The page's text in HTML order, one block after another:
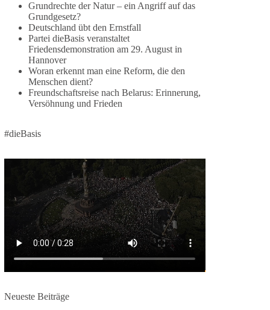
Am 20. Juni 2026 fand in Berlin am
Brandenburger Tor die Demonstration mit dem
Motto „Russland ist nicht unser Feind“ statt.
Hier ein Auszug aus der Rede von der
Bundestagsabgeordneten Sevim Dağdelen
(BSW).
Revanchismus!“
👉 Hier geht es zum vollständigen Video:
https://www.youtube.com/live/a9hOswSNg4I?
si=2b_C6GgNY9EB-rXw
🟩🟩🟦🟦🟥🟥🟧🟧
❤️ Wir freuen uns über deine Unterstützung:
https://diebasis.de/spenden/
#dieBasis #frieden #russandistnichtunserFeind
Grundrechte der Natur – ein Angriff auf das
Grundgesetz?
Deutschland übt den Ernstfall
Partei dieBasis veranstaltet
Friedensdemonstration am 29. August in
Hannover
Woran erkennt man eine Reform, die den
Menschen dient?
Freundschaftsreise nach Belarus: Erinnerung,
Versöhnung und Frieden
#dieBasis
Neueste Beiträge